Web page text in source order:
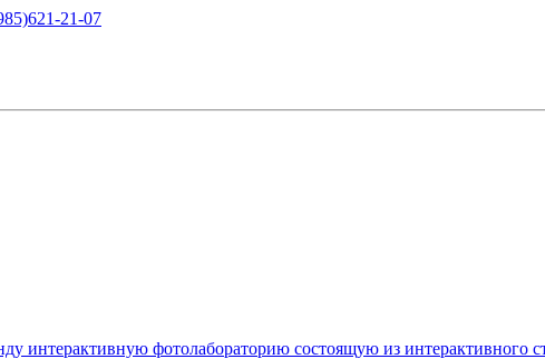
21-07
интерактивную фотолабораторию состоящую из интерактивного